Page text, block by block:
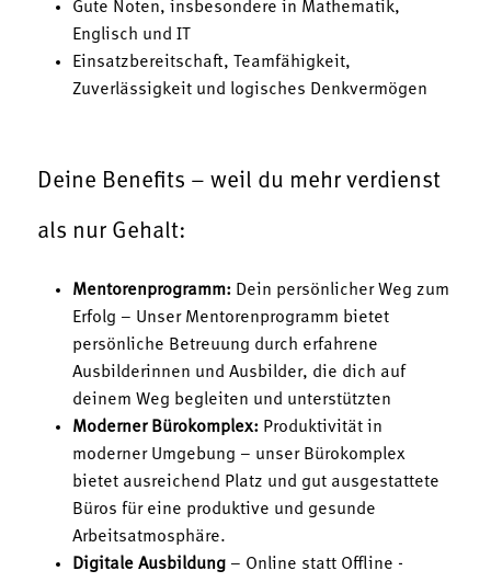
Gute Noten, insbesondere in Mathematik,
Englisch und IT
Einsatzbereitschaft, Teamfähigkeit,
Zuverlässigkeit und logisches Denkvermögen
Deine Benefits – weil du mehr verdienst
als nur Gehalt:
Mentorenprogramm: Dein persönlicher Weg zum
Erfolg – Unser Mentorenprogramm bietet
persönliche Betreuung durch erfahrene
Ausbilderinnen und Ausbilder, die dich auf
deinem Weg begleiten und unterstützten
Moderner Bürokomplex: Produktivität in
moderner Umgebung – unser Bürokomplex
bietet ausreichend Platz und gut ausgestattete
Büros für eine produktive und gesunde
Arbeitsatmosphäre.
Digitale Ausbildung – Online statt Offline -